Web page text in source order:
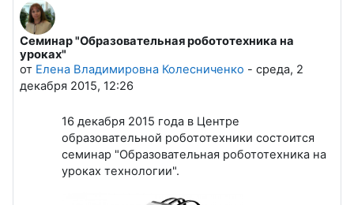
Семинар "Образовательная робототехника на
уроках"
от Елена Владимировна Колесниченко - среда, 2
декабря 2015, 12:26
Количество ответов: 0
16 декабря 2015 года в Центре
образовательной робототехники состоится
семинар "Образовательная робототехника на
уроках технологии".